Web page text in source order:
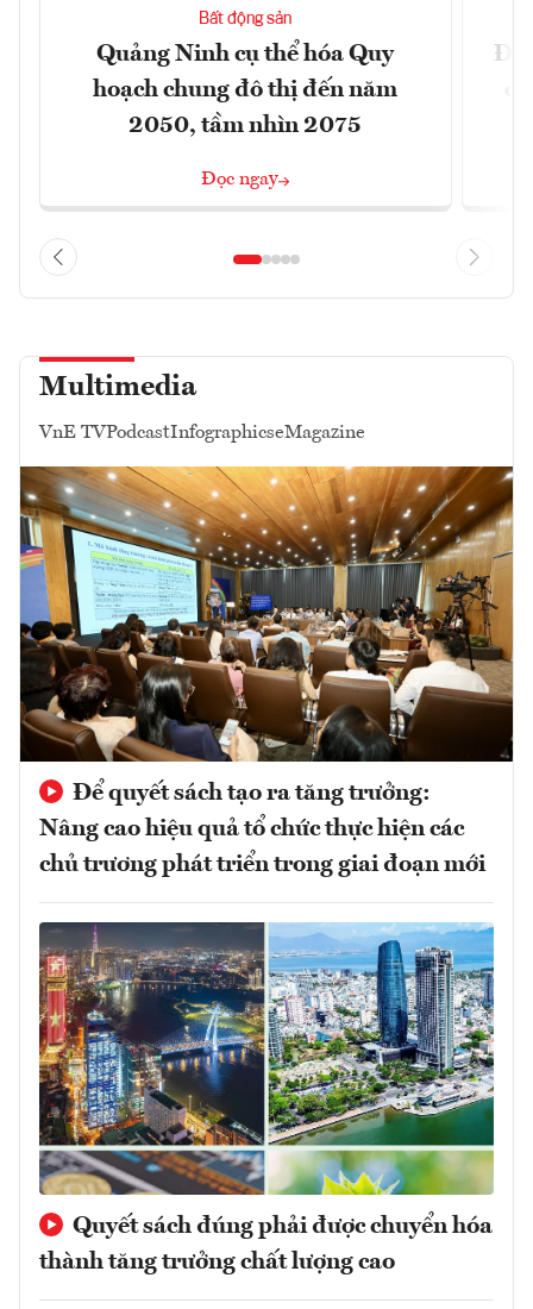
Bất động sản
Quảng Ninh cụ thể hóa Quy
hoạch chung đô thị đến năm
2050, tầm nhìn 2075
Đọc ngay
Multimedia
VnE TVPodcastInfographicseMagazine
Để quyết sách tạo ra tăng trưởng:
Nâng cao hiệu quả tổ chức thực hiện các
chủ trương phát triển trong giai đoạn mới
Quyết sách đúng phải được chuyển hóa
thành tăng trưởng chất lượng cao